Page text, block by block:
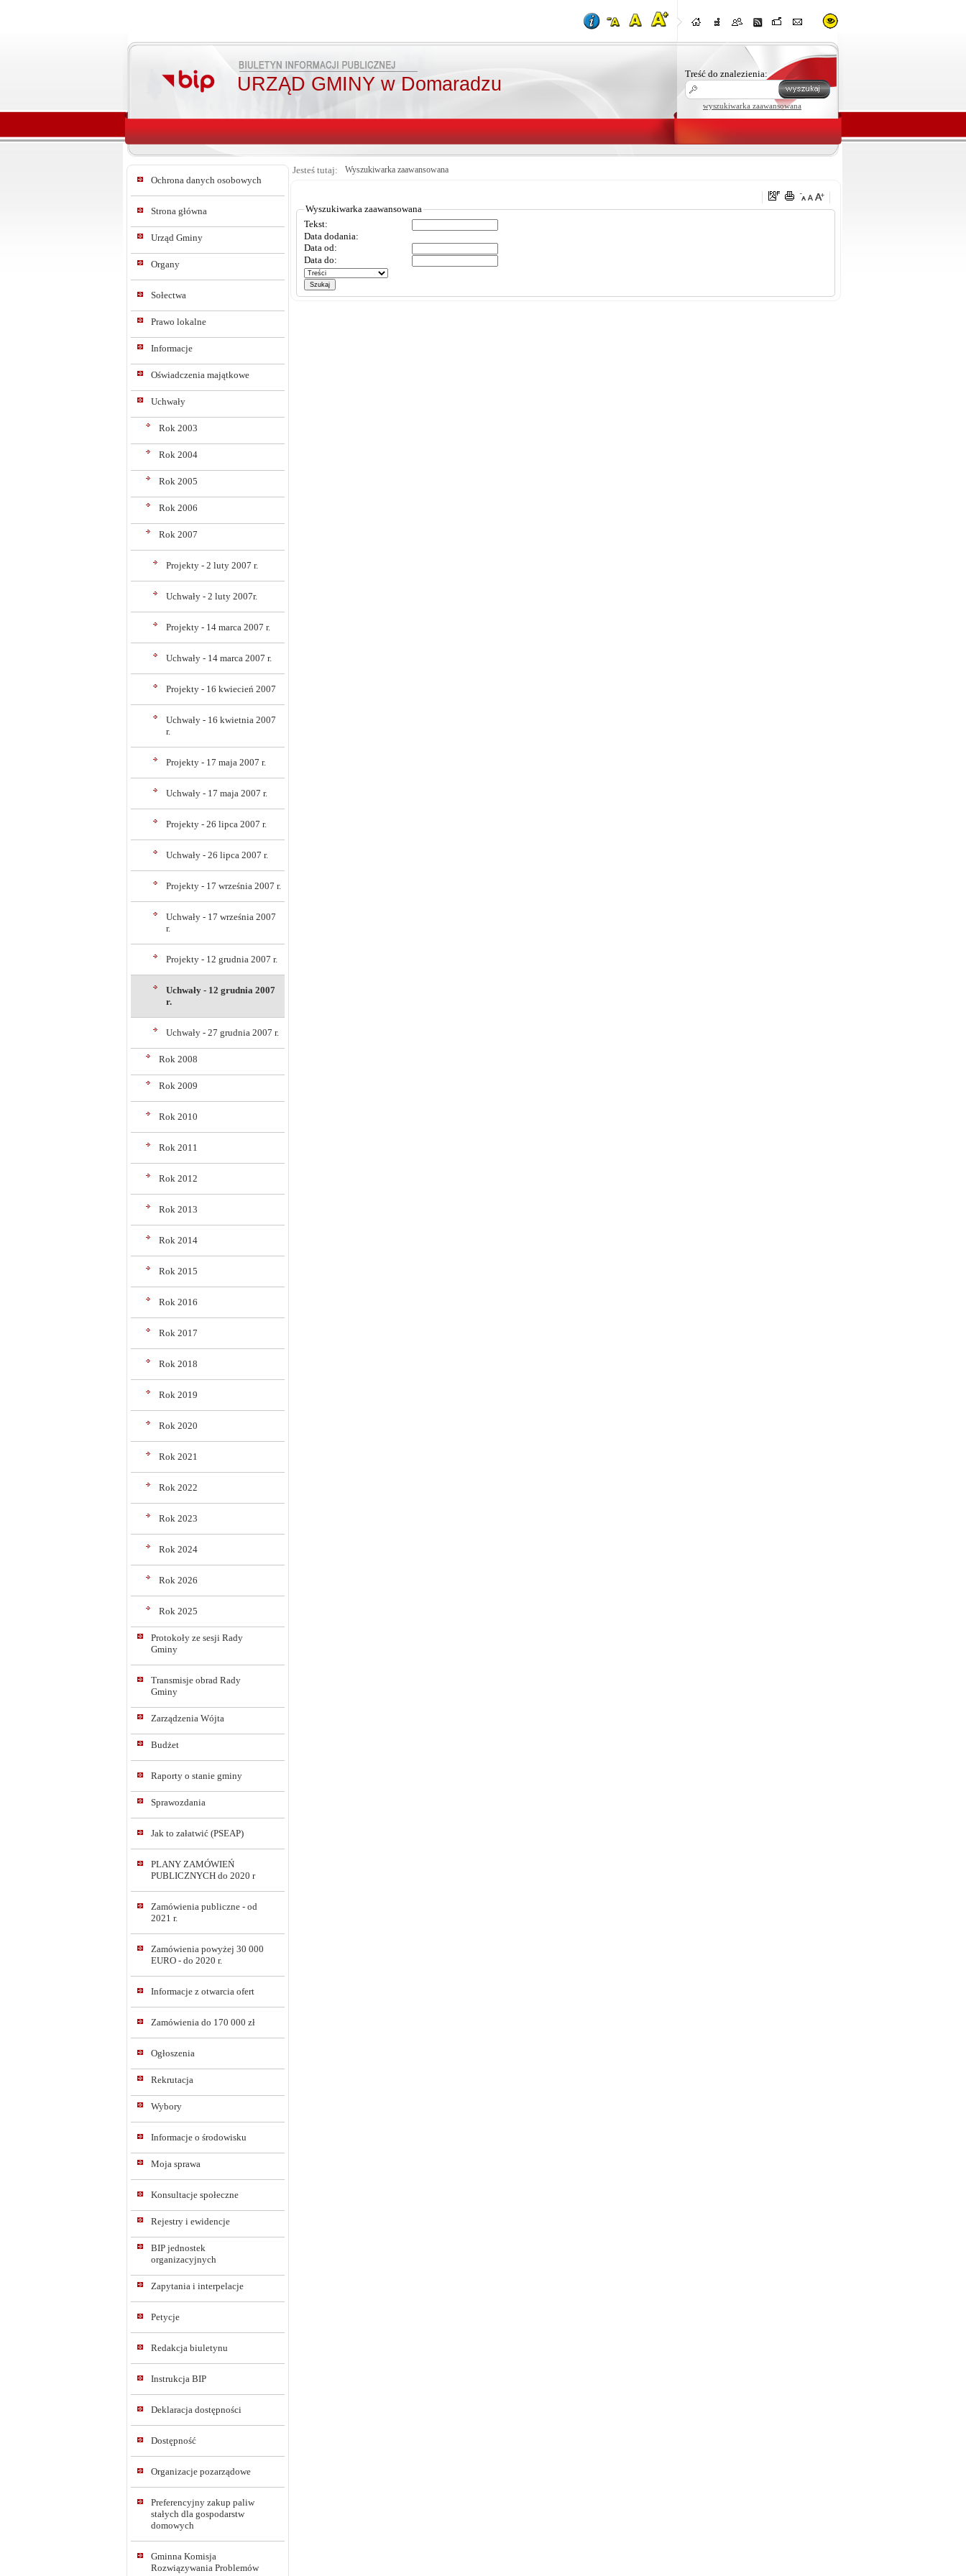
URZĄD GMINY w Domaradzu Treść do znalezienia:
wyszukiwarka zaawansowana
Ochrona danych osobowych
Strona główna
Urząd Gminy
Organy
Sołectwa
Prawo lokalne
Informacje
Oświadczenia majątkowe
Uchwały
Rok 2003
Rok 2004
Rok 2005
Rok 2006
Rok 2007
Projekty - 2 luty 2007 r.
Uchwały - 2 luty 2007r.
Projekty - 14 marca 2007 r.
Uchwały - 14 marca 2007 r.
Projekty - 16 kwiecień 2007
Uchwały - 16 kwietnia 2007
r.
Projekty - 17 maja 2007 r.
Uchwały - 17 maja 2007 r.
Projekty - 26 lipca 2007 r.
Uchwały - 26 lipca 2007 r.
Projekty - 17 września 2007 r.
Uchwały - 17 września 2007
r.
Projekty - 12 grudnia 2007 r.
Uchwały - 12 grudnia 2007
r.
Uchwały - 27 grudnia 2007 r.
Rok 2008
Rok 2009
Rok 2010
Rok 2011
Rok 2012
Rok 2013
Rok 2014
Rok 2015
Rok 2016
Rok 2017
Rok 2018
Rok 2019
Rok 2020
Rok 2021
Rok 2022
Rok 2023
Rok 2024
Rok 2026
Rok 2025
Protokoły ze sesji Rady
Gminy
Transmisje obrad Rady
Gminy
Zarządzenia Wójta
Budżet
Raporty o stanie gminy
Sprawozdania
Jak to załatwić (PSEAP)
PLANY ZAMÓWIEŃ
PUBLICZNYCH do 2020 r
Zamówienia publiczne - od
2021 r.
Zamówienia powyżej 30 000
EURO - do 2020 r.
Informacje z otwarcia ofert
Zamówienia do 170 000 zł
Ogłoszenia
Rekrutacja
Wybory
Informacje o środowisku
Moja sprawa
Konsultacje społeczne
Rejestry i ewidencje
BIP jednostek
organizacyjnych
Zapytania i interpelacje
Petycje
Redakcja biuletynu
Instrukcja BIP
Deklaracja dostępności
Dostępność
Organizacje pozarządowe
Preferencyjny zakup paliw
stałych dla gospodarstw
domowych
Gminna Komisja
Rozwiązywania Problemów
Jesteś tutaj: Wyszukiwarka zaawansowana
Wyszukiwarka zaawansowana
Tekst:
Data dodania:
Data od:
Data do: